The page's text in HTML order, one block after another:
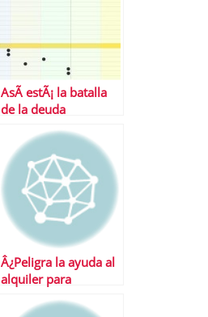
AsÃ­ estÃ¡ la batalla
de la deuda
gana a Italia y JapÃ³n
pero empata con
BÃ©lgica
Â¿Peligra la ayuda al
alquiler para